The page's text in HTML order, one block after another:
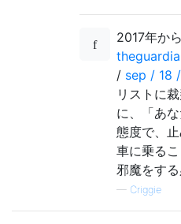
2017年か
/ sep / 18
リストに
に、「あ
態度で、
車に乗る
邪魔をする
— Criggie